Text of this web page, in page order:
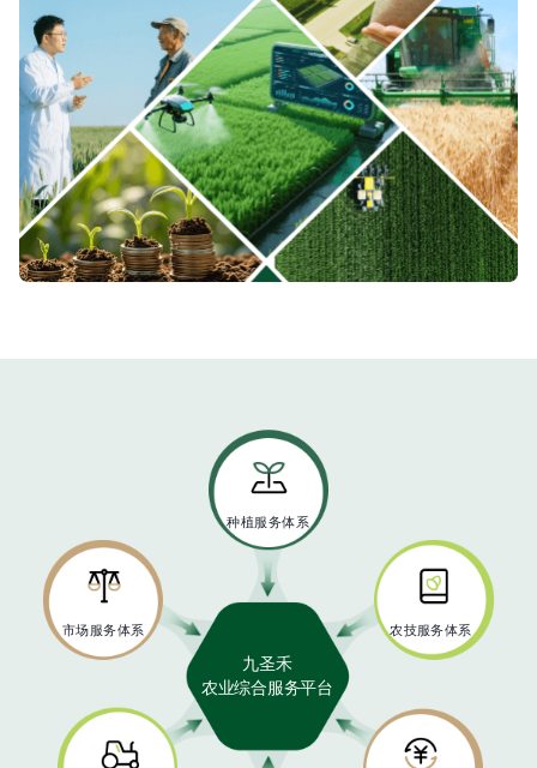
九圣禾
农业综合服务平台
种植服务体系
农技服务体系
市场服务体系